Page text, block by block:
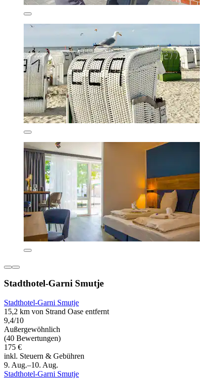
Stadthotel-Garni Smutje
Stadthotel-Garni Smutje
15,2 km von Strand Oase entfernt
9,4/10
Außergewöhnlich
(40 Bewertungen)
175 €
inkl. Steuern & Gebühren
9. Aug.–10. Aug.
Stadthotel-Garni Smutje